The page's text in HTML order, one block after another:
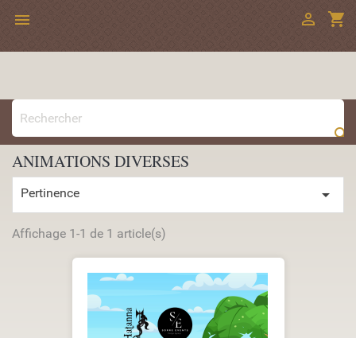
 shopping_cart


ANIMATIONS DIVERSES
Pertinence 
Affichage 1-1 de 1 article(s)